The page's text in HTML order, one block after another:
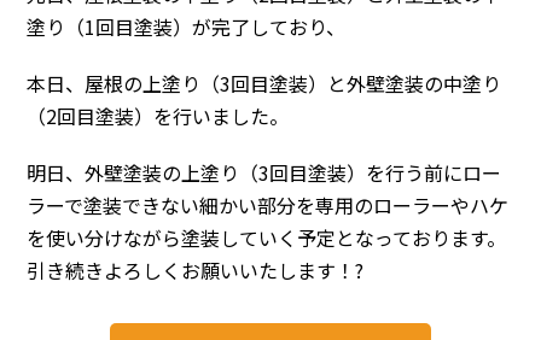
塗り（1回目塗装）が完了しており、
本日、屋根の上塗り（3回目塗装）と外壁塗装の中塗り
（2回目塗装）を行いました。
明日、外壁塗装の上塗り（3回目塗装）を行う前にロー
ラーで塗装できない細かい部分を専用のローラーやハケ
を使い分けながら塗装していく予定となっております。
引き続きよろしくお願いいたします！?